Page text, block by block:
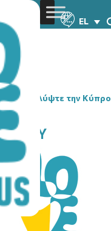
EL
» Ανακαλύψτε την Κύπρο